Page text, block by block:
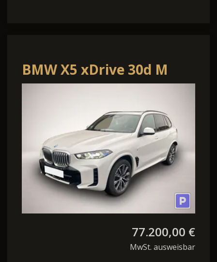
BMW X5 xDrive 30d M
Sport*UPE
117.000¤*SkyLounge
77.200,00 €
MwSt. ausweisbar